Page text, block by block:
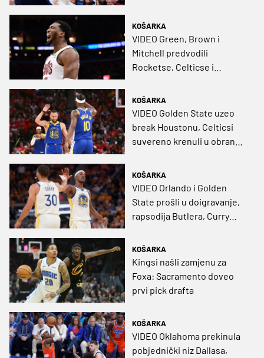
KOŠARKA
VIDEO Green, Brown i
Mitchell predvodili
Rocketse, Celticse i
pobjeda
KOŠARKA
VIDEO Golden State uzeo
break Houstonu, Celticsi
suvereno krenuli u obranu
KOŠARKA
VIDEO Orlando i Golden
State prošli u doigravanje,
rapsodija Butlera, Curry
KOŠARKA
Kingsi našli zamjenu za
Foxa: Sacramento doveo
prvi pick drafta
KOŠARKA
VIDEO Oklahoma prekinula
pobjednički niz Dallasa,